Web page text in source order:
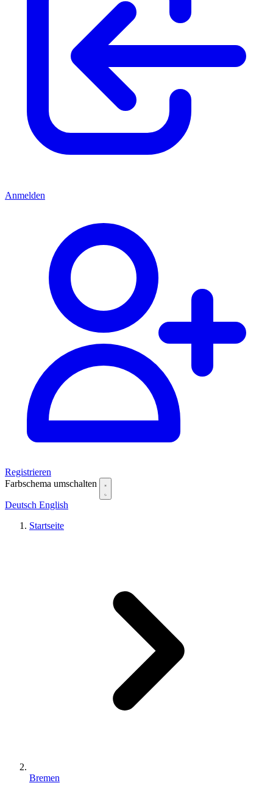
Anmelden
Registrieren
Farbschema umschalten
Deutsch English
Startseite
Bremen